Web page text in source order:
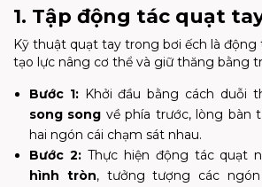
1. Tập động tác quạt
Kỹ thuật quạt tay trong bơi ếch là
tạo lực nâng cơ thể và giữ thăng bằng
Bước 1:Khởi đầu bằng cách duỗi
song song về phía trước, lòng bàn
hai ngón cái chạm sát nhau.
Bước 2:Thực hiện động tác quạt
hình tròn, tưởng tượng các